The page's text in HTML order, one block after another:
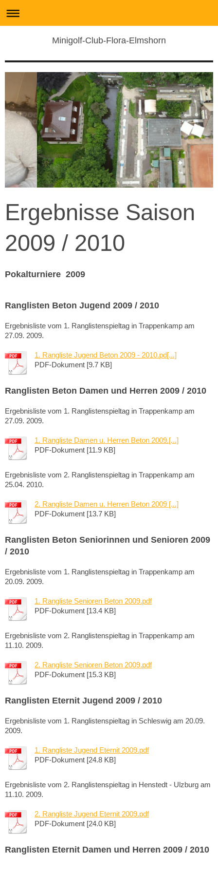
Minigolf-Club-Flora-Elmshorn
Ergebnisse Saison
2009 / 2010
Pokalturniere 2009
Ranglisten Beton Jugend 2009 / 2010
Ergebnisliste vom 1. Ranglistenspieltag in Trappenkamp am
27.09. 2009.
1. Rangliste Jugend Beton 2009 - 2010.pd[...]
PDF-Dokument [9.7 KB]
Ranglisten Beton Damen und Herren 2009 / 2010
Ergebnisliste vom 1. Ranglistenspieltag in Trappenkamp am
27.09. 2009.
1. Rangliste Damen u. Herren Beton 2009.[...]
PDF-Dokument [11.9 KB]
Ergebnisliste vom 2. Ranglistenspieltag in Trappenkamp am
25.04. 2010.
2. Rangliste Damen u. Herren Beton 2009 [...]
PDF-Dokument [13.7 KB]
Ranglisten Beton Seniorinnen und Senioren 2009
/ 2010
Ergebnisliste vom 1. Ranglistenspieltag in Trappenkamp am
20.09. 2009.
1. Rangliste Senioren Beton 2009.pdf
PDF-Dokument [13.4 KB]
Ergebnisliste vom 2. Ranglistenspieltag in Trappenkamp am
11.10. 2009.
2. Rangliste Senioren Beton 2009.pdf
PDF-Dokument [15.3 KB]
Ranglisten Eternit Jugend 2009 / 2010
Ergebnisliste vom 1. Ranglistenspieltag in Schleswig am 20.09.
2009.
1. Rangliste Jugend Eternit 2009.pdf
PDF-Dokument [24.8 KB]
Ergebnisliste vom 2. Ranglistenspieltag in Henstedt - Ulzburg am
11.10. 2009.
2. Rangliste Jugend Eternit 2009.pdf
PDF-Dokument [24.0 KB]
Ranglisten Eternit Damen und Herren 2009 / 2010